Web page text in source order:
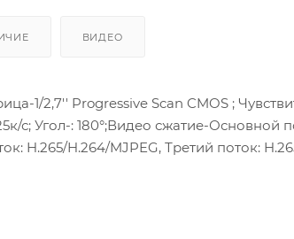
ВИДЕО
1/2,7'' Progressive Scan CMOS ;
с; Угол-: 180°;Видео сжатие-Основной
H.265/H.264/MJPEG, Третий поток: